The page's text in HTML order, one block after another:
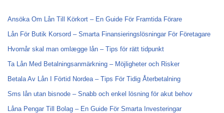
Ansöka Om Lån Till Körkort – En Guide För Framtida Förare
Lån För Butik Korsord – Smarta Finansieringslösningar För Företagare
Hvornår skal man omlægge lån – Tips för rätt tidpunkt
Ta Lån Med Betalningsanmärkning – Möjligheter och Risker
Betala Av Lån I Förtid Nordea – Tips För Tidig Återbetalning
Sms lån utan bisnode – Snabb och enkel lösning för akut behov
Låna Pengar Till Bolag – En Guide För Smarta Investeringar